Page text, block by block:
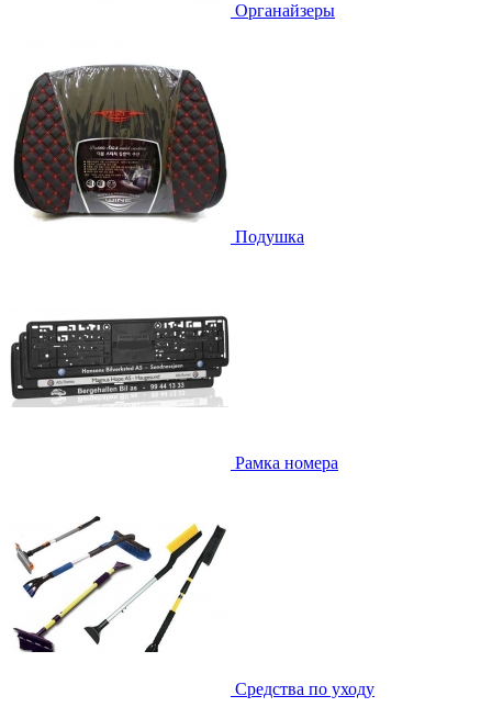
Органайзеры
Подушка
Рамка номера
Средства по уходу